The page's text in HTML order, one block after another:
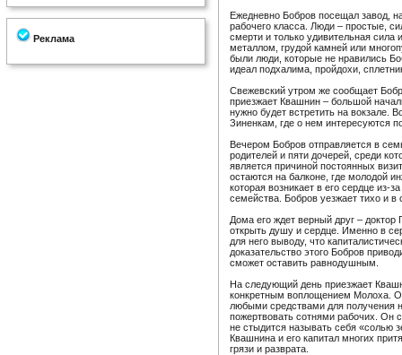
Реклама
Ежедневно Бобров посещал завод,
рабочего класса. Люди – простые,
смерти и только удивительная
металлом, грудой камней или
были люди, которые не нравились
идеал подхалима, пройдохи,
Свежевский утром же сообщает
приезжает Квашнин – большой
нужно будет встретить на вокзале.
Зиненкам, где о нем интересуются
Вечером Бобров отправляется в
родителей и пяти дочерей, среди
является причиной постоянных
остаются на балконе, где молодой
которая возникает в его сердце из-
семейства. Бобров уезжает тихо и
Дома его ждет верный друг –
открыть душу и сердце. Именно в
для него выводу, что
доказательство этого Бобров
сможет оставить равнодушным.
На следующий день приезжает
конкретным воплощением Молоха.
любыми средствами для получения
пожертвовать сотнями рабочих. Он
не стыдится называть себя «солью
Квашнина и его капитал многих
грязи и разврата.